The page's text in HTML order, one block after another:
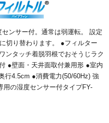
ンサー付。通常は弱運転。 設定
切り替わります。 ●フィルター
ンタッチ着脱羽根でおそうじラク
●壁面・天井面取付兼用形 ●室内
行4.5cm ●消費電力(50/60Hz) 強
の湿度センサー付タイプFY-